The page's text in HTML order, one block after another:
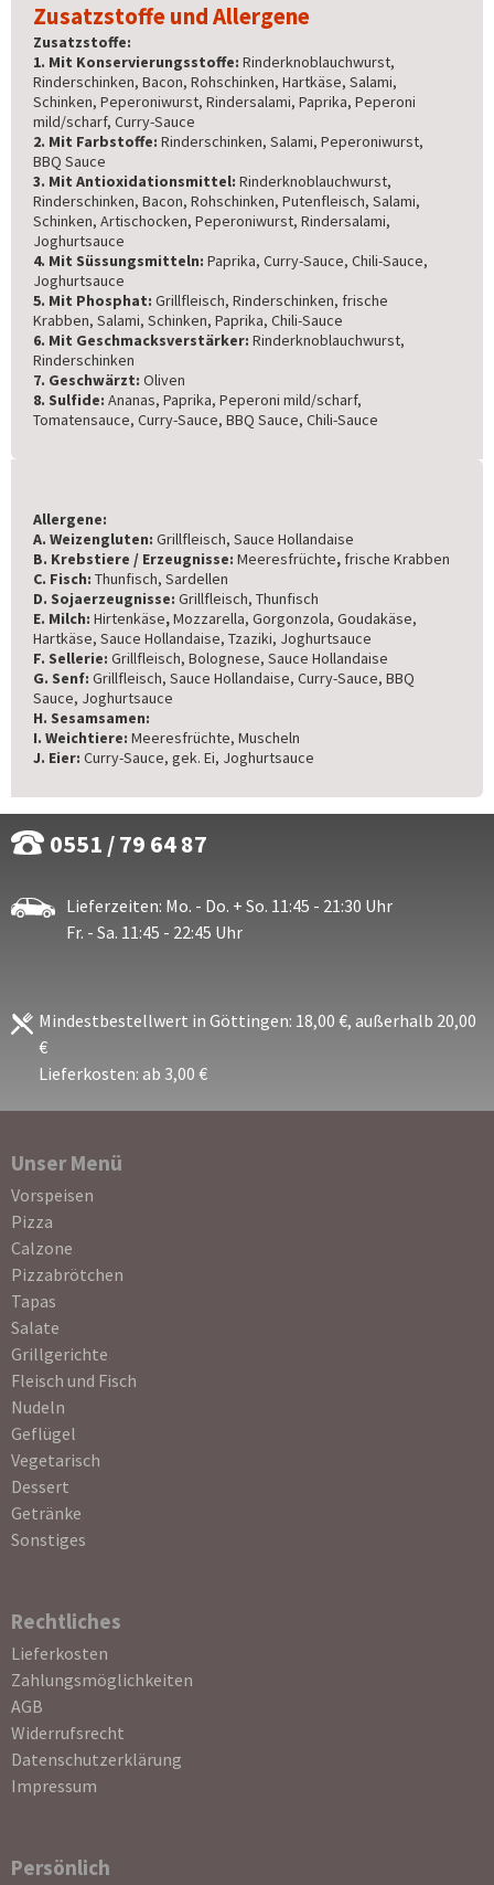
Zusatzstoffe und Allergene
Zusatzstoffe:
1. Mit Konservierungsstoffe: Rinderknoblauchwurst,
Rinderschinken, Bacon, Rohschinken, Hartkäse, Salami,
Schinken, Peperoniwurst, Rindersalami, Paprika, Peperoni
mild/scharf, Curry-Sauce
2. Mit Farbstoffe: Rinderschinken, Salami, Peperoniwurst,
BBQ Sauce
3. Mit Antioxidationsmittel: Rinderknoblauchwurst,
Rinderschinken, Bacon, Rohschinken, Putenfleisch, Salami,
Schinken, Artischocken, Peperoniwurst, Rindersalami,
Joghurtsauce
4. Mit Süssungsmitteln: Paprika, Curry-Sauce, Chili-Sauce,
Joghurtsauce
5. Mit Phosphat: Grillfleisch, Rinderschinken, frische
Krabben, Salami, Schinken, Paprika, Chili-Sauce
6. Mit Geschmacksverstärker: Rinderknoblauchwurst,
Rinderschinken
7. Geschwärzt: Oliven
8. Sulfide: Ananas, Paprika, Peperoni mild/scharf,
Tomatensauce, Curry-Sauce, BBQ Sauce, Chili-Sauce
Allergene:
A. Weizengluten: Grillfleisch, Sauce Hollandaise
B. Krebstiere / Erzeugnisse: Meeresfrüchte, frische Krabben
C. Fisch: Thunfisch, Sardellen
D. Sojaerzeugnisse: Grillfleisch, Thunfisch
E. Milch: Hirtenkäse,Mozzarella, Gorgonzola, Goudakäse,
Hartkäse, Sauce Hollandaise, Tzaziki, Joghurtsauce
F. Sellerie: Grillfleisch, Bolognese, Sauce Hollandaise
G. Senf: Grillfleisch, Sauce Hollandaise, Curry-Sauce, BBQ
Sauce, Joghurtsauce
H. Sesamsamen:
I. Weichtiere: Meeresfrüchte, Muscheln
J. Eier: Curry-Sauce, gek. Ei, Joghurtsauce
0551 / 79 64 87
Lieferzeiten: Mo. - Do. + So. 11:45 - 21:30 Uhr
Fr. - Sa. 11:45 - 22:45 Uhr
Mindestbestellwert in Göttingen: 18,00 €, außerhalb 20,00
€
Lieferkosten: ab 3,00 €
Unser Menü
Navigation
überspringen
Vorspeisen
Pizza
Calzone
Pizzabrötchen
Tapas
Salate
Grillgerichte
Fleisch und Fisch
Nudeln
Geflügel
Vegetarisch
Dessert
Getränke
Sonstiges
Rechtliches
Navigation
überspringen
Lieferkosten
Zahlungsmöglichkeiten
AGB
Widerrufsrecht
Datenschutzerklärung
Impressum
Persönlich